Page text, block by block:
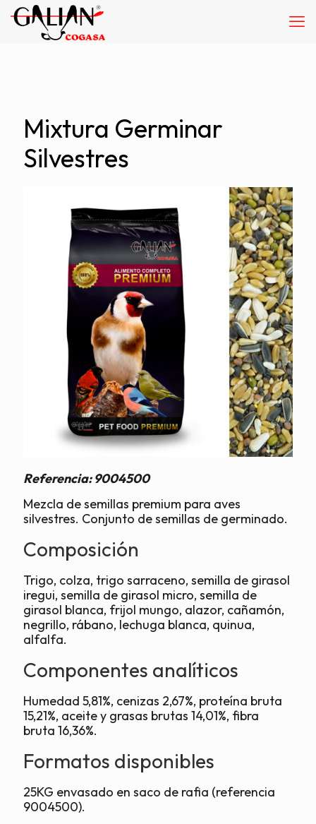
Mixtura Germinar
Silvestres
Referencia:9004500
Mezcla de semillas premium para aves
silvestres. Conjunto de semillas de germinado.
Composición
Trigo, colza, trigo sarraceno, semilla de girasol
iregui, semilla de girasol micro, semilla de
girasol blanca, frijol mungo, alazor, cañamón,
negrillo, rábano, lechuga blanca, quinua,
alfalfa.
Componentes analíticos
Humedad 5,81%, cenizas 2,67%, proteína bruta
15,21%, aceite y grasas brutas 14,01%, fibra
bruta 16,36%.
Formatos disponibles
25KG envasado en saco de rafia (referencia
9004500).